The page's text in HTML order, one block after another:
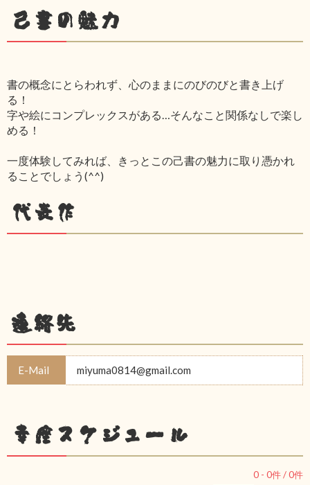
己書の魅力
書の概念にとらわれず、心のままにのびのびと書き上げ
る！
字や絵にコンプレックスがある…そんなこと関係なしで楽し
める！
一度体験してみれば、きっとこの己書の魅力に取り憑かれ
ることでしょう(^^)
代表作
連絡先
E-Mail miyuma0814@gmail.com
幸座スケジュール
0 - 0件 /0件